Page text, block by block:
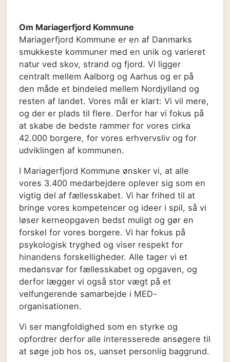
Om Mariagerfjord Kommune
Mariagerfjord Kommune er en af Danmarks
smukkeste kommuner med en unik og varieret
natur ved skov, strand og fjord. Vi ligger
centralt mellem Aalborg og Aarhus og er på
den måde et bindeled mellem Nordjylland og
resten af landet. Vores mål er klart: Vi vil mere,
og der er plads til flere. Derfor har vi fokus på
at skabe de bedste rammer for vores cirka
42.000 borgere, for vores erhvervsliv og for
udviklingen af kommunen.
I Mariagerfjord Kommune ønsker vi, at alle
vores 3.400 medarbejdere oplever sig som en
vigtig del af fællesskabet. Vi har frihed til at
bringe vores kompetencer og ideer i spil, så vi
løser kerneopgaven bedst muligt og gør en
forskel for vores borgere. Vi har fokus på
psykologisk tryghed og viser respekt for
hinandens forskelligheder. Alle tager vi et
medansvar for fællesskabet og opgaven, og
derfor lægger vi også stor vægt på et
velfungerende samarbejde i MED-
organisationen.
Vi ser mangfoldighed som en styrke og
opfordrer derfor alle interesserede ansøgere til
at søge job hos os, uanset personlig baggrund.